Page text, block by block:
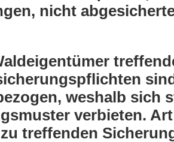
nicht
weshalb sich
verbieten.
treffenden